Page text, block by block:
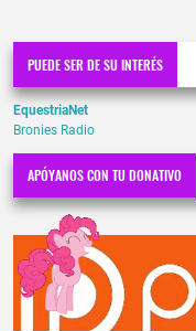
PUEDE SER DE SU INTERÉS
EquestriaNet
Bronies Radio
APÓYANOS CON TU DONATIVO